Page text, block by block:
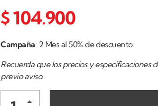
$104.900
Campaña: 2 Mes al 50% de descuento.
Recuerda que los precios y especificaciones
previo aviso.